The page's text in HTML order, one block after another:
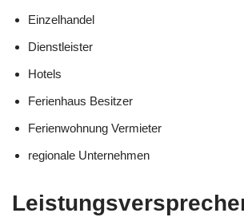
Einzelhandel
Dienstleister
Hotels
Ferienhaus Besitzer
Ferienwohnung Vermieter
regionale Unternehmen